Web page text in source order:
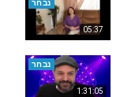
05:37
נבחר
1:31:05
נבחר